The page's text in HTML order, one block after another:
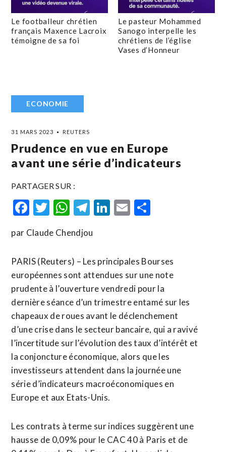
Le footballeur chrétien
français Maxence Lacroix
témoigne de sa foi
Le pasteur Mohammed
Sanogo interpelle les
chrétiens de l’église
Vases d’Honneur
ECONOMIE
31 MARS 2023 REUTERS
Prudence en vue en Europe
avant une série d’indicateurs
PARTAGER SUR :
Facebook
Twitter
WhatsApp
Telegram
LinkedIn
Email
par Claude Chendjou
PARIS (Reuters) – Les principales Bourses
européennes sont attendues sur une note
prudente à l’ouverture vendredi pour la
dernière séance d’un trimestre entamé sur les
chapeaux de roues avant le déclenchement
d’une crise dans le secteur bancaire, qui a ravivé
l’incertitude sur l’évolution des taux d’intérêt et
la conjoncture économique, alors que les
investisseurs attendent dans la journée une
série d’indicateurs macroéconomiques en
Europe et aux Etats-Unis.
Les contrats à terme sur indices suggèrent une
hausse de 0,09% pour le CAC 40 à Paris et de